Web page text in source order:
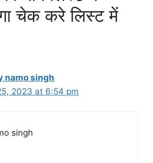
चेक करे लिस्ट में
namo singh
2023 at 6:54 pm
singh